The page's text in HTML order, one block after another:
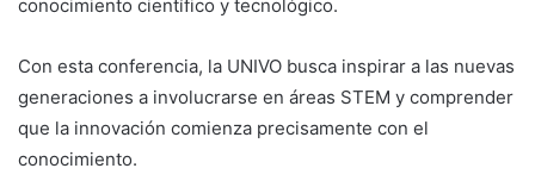
conocimiento científico y tecnológico.
Con esta conferencia, la UNIVO busca inspirar a las nuevas
generaciones a involucrarse en áreas STEM y comprender
que la innovación comienza precisamente con el
conocimiento.